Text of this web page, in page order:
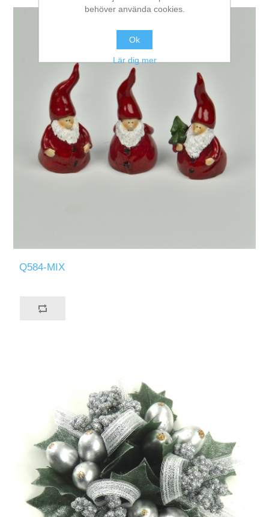
Q584-MIX
behöver använda cookies.
Ok
Lär dig mer